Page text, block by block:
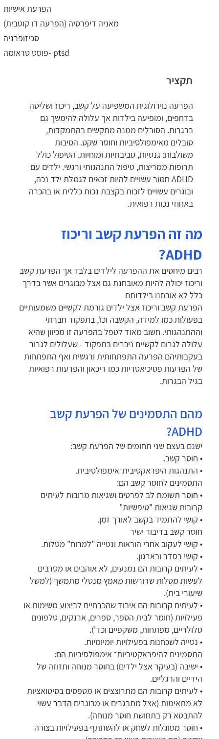
תקציר
הפרעה נוירולוגית המשפיעה על קשב, ריכוז ושליטה
בדחפים, ומופיעה בילדות אך עלולה להימשך גם
בבגרות. הסובלים ממנה מתקשים בהתמקדות,
סובלים מאימפולסיביות וחוסר שקט. הסיבות
משולבות: גנטיות, סביבתיות ומוחיות. הטיפול כולל
תרופות ממריצות, טיפול התנהגותי ורגשי. ילדים עם
ADHD חמור עשויים להיות זכאים לגמלת ילד נכה,
ובוגרים עשויים לזכות בקצבת נכות כללית או בהכרה
באחוזי נכות רפואית.
מה זה הפרעת קשב וריכוז
ADHD?
רבים מיחסים את ההפרעה לילדים בלבד אך הפרעת קשב
וריכוז יכולה להיות מאובחנת גם אצל מבוגרים אשר בדרך
כלל לא אובחנו בילדותם
הפרעת קשב וריכוז אצל ילדים גורמת לקשיים משמעותיים
בפעולות כמו למידה, הקשבה וכו', בתפקוד חברתי
וההתנהגותי. חשוב מאוד לטפל בהפרעה זו מכיוון שהיא
עלולה לגרום לקשיים ניכרים בתפקוד - שעלולים לגרור
בעקבותיהם הפרעה התפתחותית ורגשית ואף התפתחות
של הפרעות פסיכיאטריות כמו דיכאון והפרעות רפואיות
בגיל הבגרות.
מהם התסמינים של הפרעת קשב
ADHD?
ישנם בעצם שני תחומים של הפרעת קשב:
• חוסר קשב.
• התנהגות היפראקטיבית־אימפולסיבית.
התסמינים לחוסר קשב הם:
• חוסר תשומת לב לפרטים ושגיאות מרובות לעיתים
קרובות שגיאות "טיפשיות"
• קושי להתמיד בקשב לאורך זמן.
חוסר קשב בדיבור ישיר
• קושי לעקוב אחרי הוראות ונטייה "למרוח" מטלות.
• קושי בסדר ובארגון.
• לעיתים קרובות הם נמנעים, לא אוהבים או מסרבים
לעשות מטלות שדורשות מאמץ מנטלי מתמשך (למשל
שיעורי בית).
• לעיתים קרובות הם איבוד שהכרחיים לביצוע משימות או
פעילויות (חומר לבית הספר, ספרים, ארנקים, טלפונים
סלולריים, מפתחות, משקפיים וכד').
• נטייה לשכחנות בפעילויות יומיומיות.
התסמינים להיפראקטיביות־ אימפולסיביות הם:
• ישיבה (בעיקר אצל ילדים) בחוסר מנוחה ותזוזה של
הידיים והרגליים.
• לעיתים קרובות הם מתרוצצים או מטפסים בסיטואציות
לא מתאימות (אצל מתבגרים או מבוגרים הדבר עשוי
להתבטא רק בתחושת חוסר מנוחה).
• חוסר מסוגלות לשחק או להשתתף בפעילויות בצורה
הפרעת אישיות
מאניה דיפרסיה (הפרעה דו קוטבית)
סכיזופרניה
פוסט טראומה- ptsd